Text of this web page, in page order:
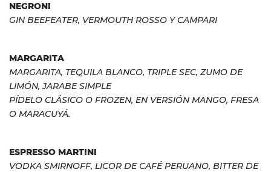
NEGRONI
GIN BEEFEATER, VERMOUTH ROSSO Y CAMPARI
MARGARITA
MARGARITA, TEQUILA BLANCO, TRIPLE SEC, ZUMO DE
LIMÓN, JARABE SIMPLE
PÍDELO CLÁSICO O FROZEN, EN VERSIÓN MANGO, FRESA
O MARACUYÁ.
ESPRESSO MARTINI
VODKA SMIRNOFF, LICOR DE CAFÉ PERUANO, BITTER DE